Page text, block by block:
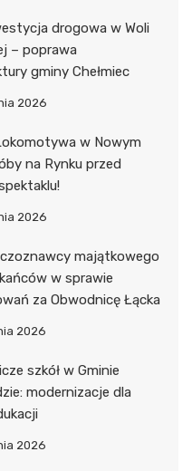
drogowa w Woli
– poprawa
gminy Chełmiec
2026
w Nowym
na Rynku przed
2026
majątkowego
w sprawie
za Obwodnicę Łącka
2026
szkół w Gminie
modernizacje dla
2026